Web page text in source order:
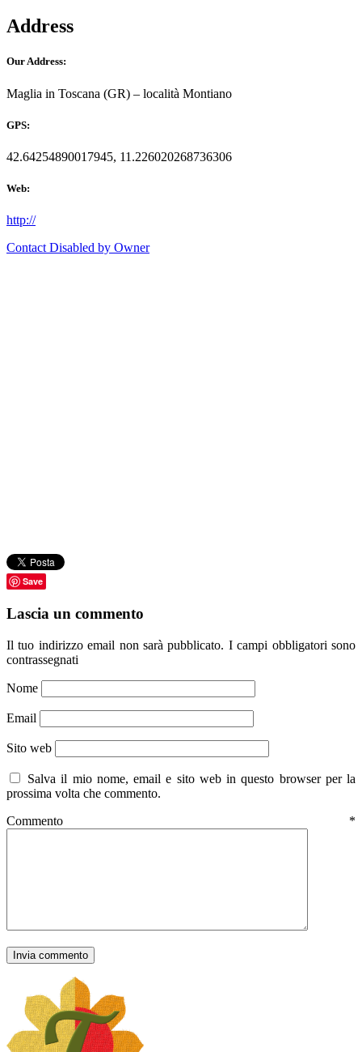
Address
Our Address:
Maglia in Toscana (GR) – località Montiano
GPS:
42.64254890017945, 11.226020268736306
Web:
http://
Contact Disabled by Owner
Save
Lascia un commento
Il tuo indirizzo email non sarà pubblicato. I campi obbligatori sono
contrassegnati
Nome
Email
Sito web
Salva il mio nome, email e sito web in questo browser per la
prossima volta che commento.
Commento *